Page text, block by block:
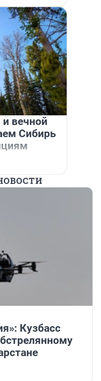
и вечной
Сибирь
Кузбасс